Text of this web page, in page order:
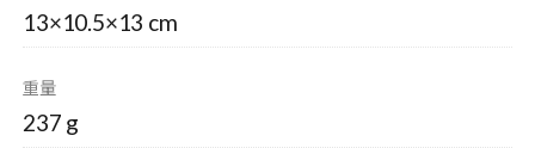
13×10.5×13 cm
重量
237 g